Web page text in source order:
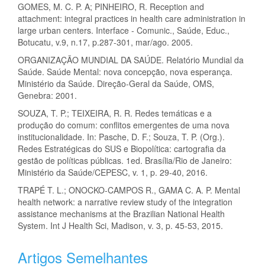
GOMES, M. C. P. A; PINHEIRO, R. Reception and
attachment: integral practices in health care administration in
large urban centers. Interface - Comunic., Saúde, Educ.,
Botucatu, v.9, n.17, p.287-301, mar/ago. 2005.
ORGANIZAÇÃO MUNDIAL DA SAÚDE. Relatório Mundial da
Saúde. Saúde Mental: nova concepção, nova esperança.
Ministério da Saúde. Direção-Geral da Saúde, OMS,
Genebra: 2001.
SOUZA, T. P.; TEIXEIRA, R. R. Redes temáticas e a
produção do comum: conflitos emergentes de uma nova
institucionalidade. In: Pasche, D. F.; Souza, T. P. (Org.).
Redes Estratégicas do SUS e Biopolítica: cartografia da
gestão de políticas públicas. 1ed. Brasília/Rio de Janeiro:
Ministério da Saúde/CEPESC, v. 1, p. 29-40, 2016.
TRAPÉ T. L.; ONOCKO-CAMPOS R., GAMA C. A. P. Mental
health network: a narrative review study of the integration
assistance mechanisms at the Brazilian National Health
System. Int J Health Sci, Madison, v. 3, p. 45-53, 2015.
Artigos Semelhantes